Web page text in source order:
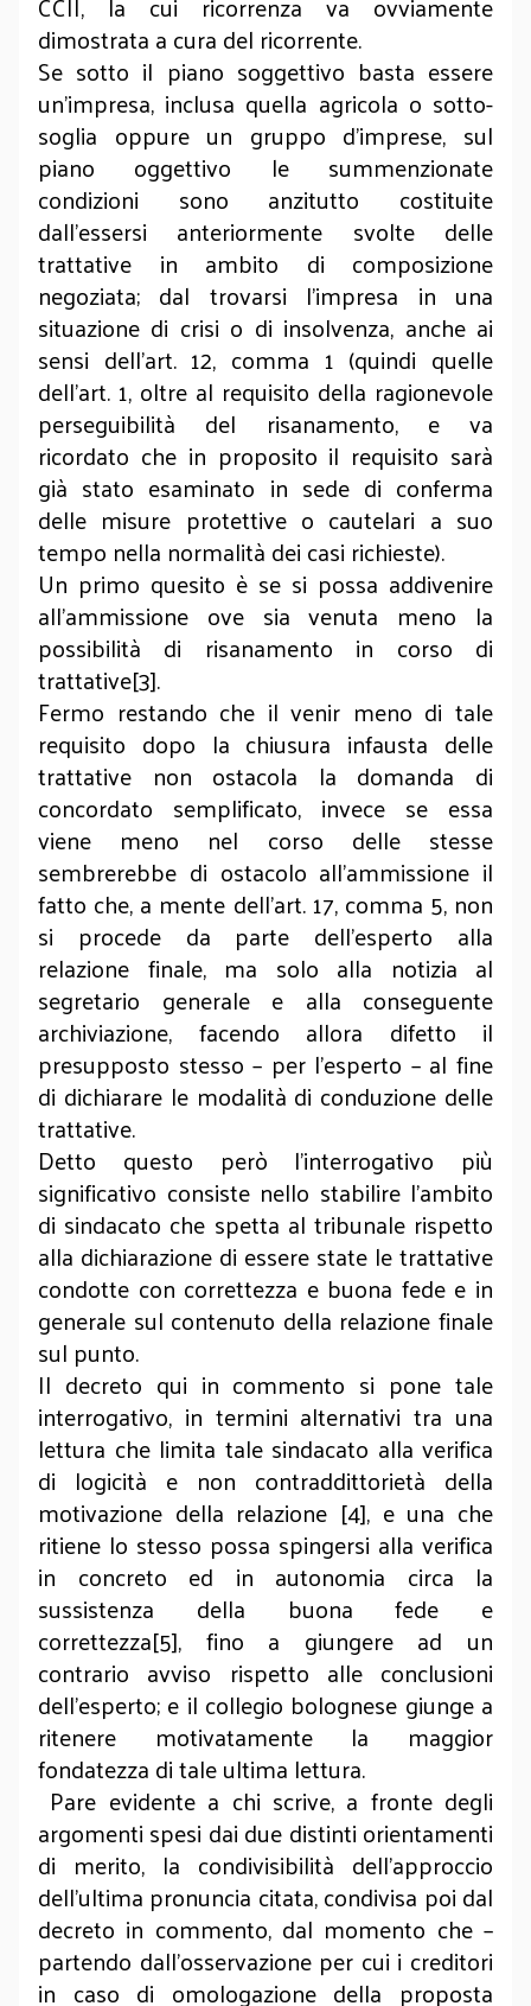
dimostrata a cura del ricorrente.
Se sotto il piano soggettivo basta essere
un’impresa, inclusa quella agricola o sotto-
soglia oppure un gruppo d’imprese, sul
piano oggettivo le summenzionate
condizioni sono anzitutto costituite
dall’essersi anteriormente svolte delle
trattative in ambito di composizione
negoziata; dal trovarsi l’impresa in una
situazione di crisi o di insolvenza, anche ai
sensi dell’art. 12, comma 1 (quindi quelle
dell’art. 1, oltre al requisito della ragionevole
perseguibilità del risanamento, e va
ricordato che in proposito il requisito sarà
già stato esaminato in sede di conferma
delle misure protettive o cautelari a suo
tempo nella normalità dei casi richieste).
Un primo quesito è se si possa addivenire
all’ammissione ove sia venuta meno la
possibilità di risanamento in corso di
trattative[3].
Fermo restando che il venir meno di tale
requisito dopo la chiusura infausta delle
trattative non ostacola la domanda di
concordato semplificato, invece se essa
viene meno nel corso delle stesse
sembrerebbe di ostacolo all’ammissione il
fatto che, a mente dell’art. 17, comma 5, non
si procede da parte dell’esperto alla
relazione finale, ma solo alla notizia al
segretario generale e alla conseguente
archiviazione, facendo allora difetto il
presupposto stesso – per l’esperto – al fine
di dichiarare le modalità di conduzione delle
trattative.
Detto questo però l’interrogativo più
significativo consiste nello stabilire l’ambito
di sindacato che spetta al tribunale rispetto
alla dichiarazione di essere state le trattative
condotte con correttezza e buona fede e in
generale sul contenuto della relazione finale
sul punto.
Il decreto qui in commento si pone tale
interrogativo, in termini alternativi tra una
lettura che limita tale sindacato alla verifica
di logicità e non contraddittorietà della
motivazione della relazione [4], e una che
ritiene lo stesso possa spingersi alla verifica
in concreto ed in autonomia circa la
sussistenza della buona fede e
correttezza[5], fino a giungere ad un
contrario avviso rispetto alle conclusioni
dell’esperto; e il collegio bolognese giunge a
ritenere motivatamente la maggior
fondatezza di tale ultima lettura.
Pare evidente a chi scrive, a fronte degli
argomenti spesi dai due distinti orientamenti
di merito, la condivisibilità dell’approccio
dell’ultima pronuncia citata, condivisa poi dal
decreto in commento, dal momento che –
partendo dall’osservazione per cui i creditori
in caso di omologazione della proposta